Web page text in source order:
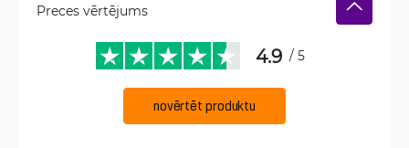
Preces vērtējums
4.9 / 5
novērtēt produktu